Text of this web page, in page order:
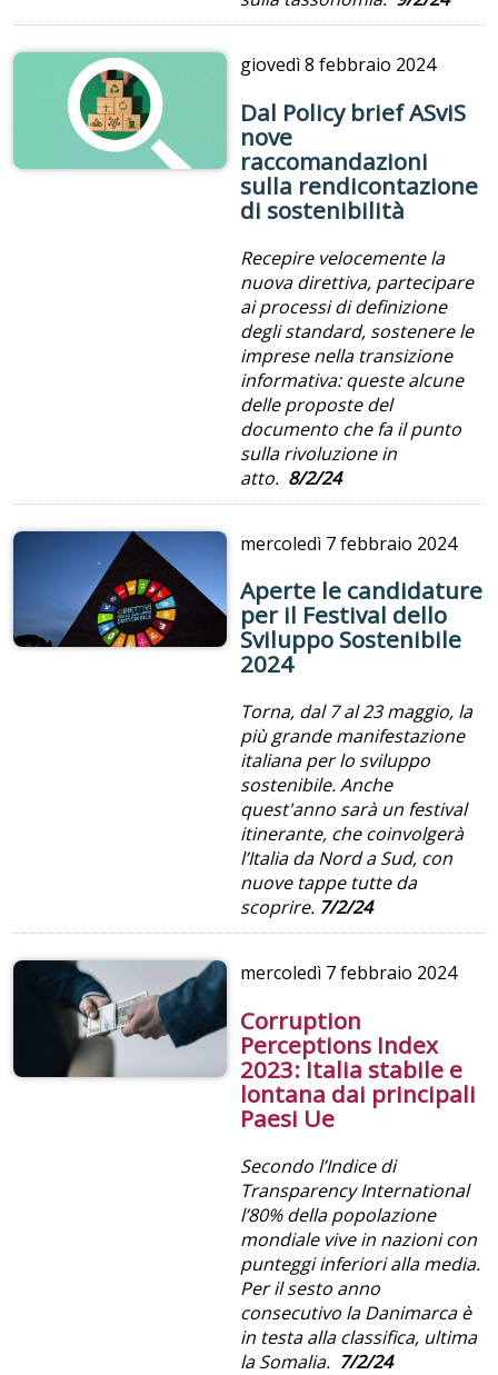
giovedì8 febbraio 2024
Dal Policy brief ASviS
nove
raccomandazioni
sulla rendicontazione
di sostenibilità
Recepire velocemente la
nuova direttiva, partecipare
ai processi di definizione
degli standard, sostenere le
imprese nella transizione
informativa: queste alcune
delle proposte del
documento che fa il punto
sulla rivoluzione in
atto. 8/2/24
mercoledì 7 febbraio 2024
Aperte le candidature
per il Festival dello
Sviluppo Sostenibile
2024
Torna, dal 7 al 23 maggio, la
più grande manifestazione
italiana per lo sviluppo
sostenibile. Anche
quest'anno sarà un festival
itinerante, che coinvolgerà
l’Italia da Nord a Sud, con
nuove tappe tutte da
scoprire. 7/2/24
mercoledì 7 febbraio 2024
Corruption
Perceptions Index
2023: Italia stabile e
lontana dai principali
Paesi Ue
Secondo l’Indice di
Transparency International
l’80% della popolazione
mondiale vive in nazioni con
punteggi inferiori alla media.
Per il sesto anno
consecutivo la Danimarca è
in testa alla classifica, ultima
la Somalia. 7/2/24